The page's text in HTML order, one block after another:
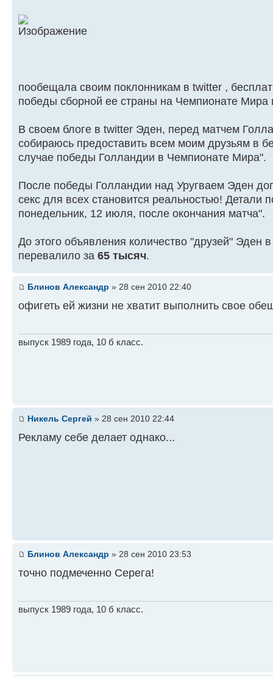
пообещала своим поклонникам в twitter ,
победы сборной ее страны на Чемпионате
В своем блоге в twitter Эден, перед матчем
собираюсь предоставить всем моим друзьям в
случае победы Голландии в Чемпионате Мира".
После победы Голландии над Уругваем Эден
секс для всех становится реальностью! Детали
понедельник, 12 июля, после окончания матча".
До этого объявления количество "друзей" Эден
перевалило за 65 тысяч.
Блинов Александр » 28 сен 2010 22:40
офигеть ей жизни не хватит выполнить свое
выпуск 1989 года, 10 б класс.
Никель Сергей » 28 сен 2010 22:44
Рекламу себе делает однако...
Блинов Александр » 28 сен 2010 23:53
точно подмеченно Серега!
выпуск 1989 года, 10 б класс.